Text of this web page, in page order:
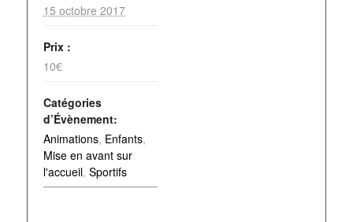
15 octobre 2017
Prix :
10€
Catégories
d’Évènement:
Animations, Enfants,
Mise en avant sur
l'accueil, Sportifs